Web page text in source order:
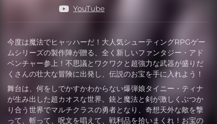
今度は魔法でヒャッハーだ！大人気シューティングRPGゲー
ムシリーズの製作陣が贈る、全く新しいファンタジー・アド
ベンチャー参上！不思議とワクワクと超強力な武器が盛りだ
くさんの壮大な冒険に出発し、伝説のお宝を手に入れよう！
舞台は、何をしでかすかわからない爆弾娘タイニー・ティナ
が生み出した超カオスな世界。銃と魔法と剣が激しくぶつか
り合う世界でマルチクラスの勇者となり、奇想天外な敵を撃
って、斬って、呪文を唱えて、戦利品を拾いまくれ！お宝の
YouTube